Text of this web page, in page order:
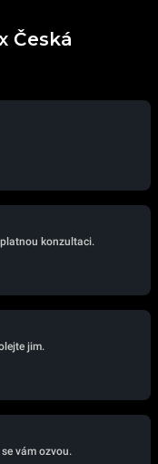
Česká
konzultaci.
jim.
vám ozvou.